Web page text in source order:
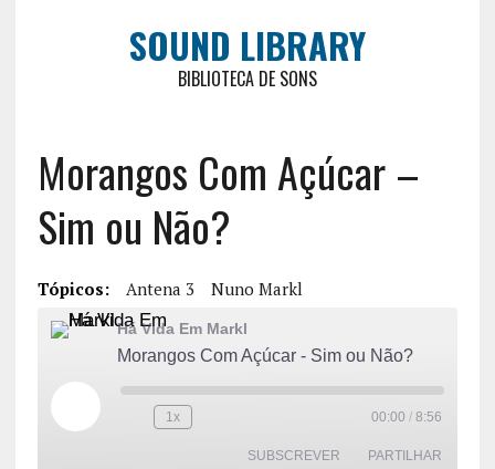
SOUND LIBRARY
BIBLIOTECA DE SONS
Morangos Com Açúcar –
Sim ou Não?
Tópicos: Antena 3 Nuno Markl
Há Vida Em Markl
Morangos Com Açúcar - Sim ou Não?
1x 00:00 / 8:56
SUBSCREVER PARTILHAR